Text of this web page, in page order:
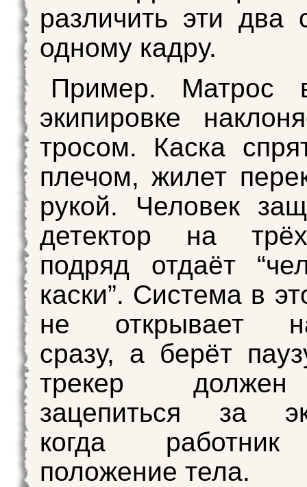
различить эти два
одному кадру.
Пример. Матрос
экипировке
тросом. Каска
плечом, жилет
рукой. Человек
детектор на
подряд отдаёт
каски”. Система в
не открывает
сразу, а берёт
трекер
зацепиться за
когда
положение тела.